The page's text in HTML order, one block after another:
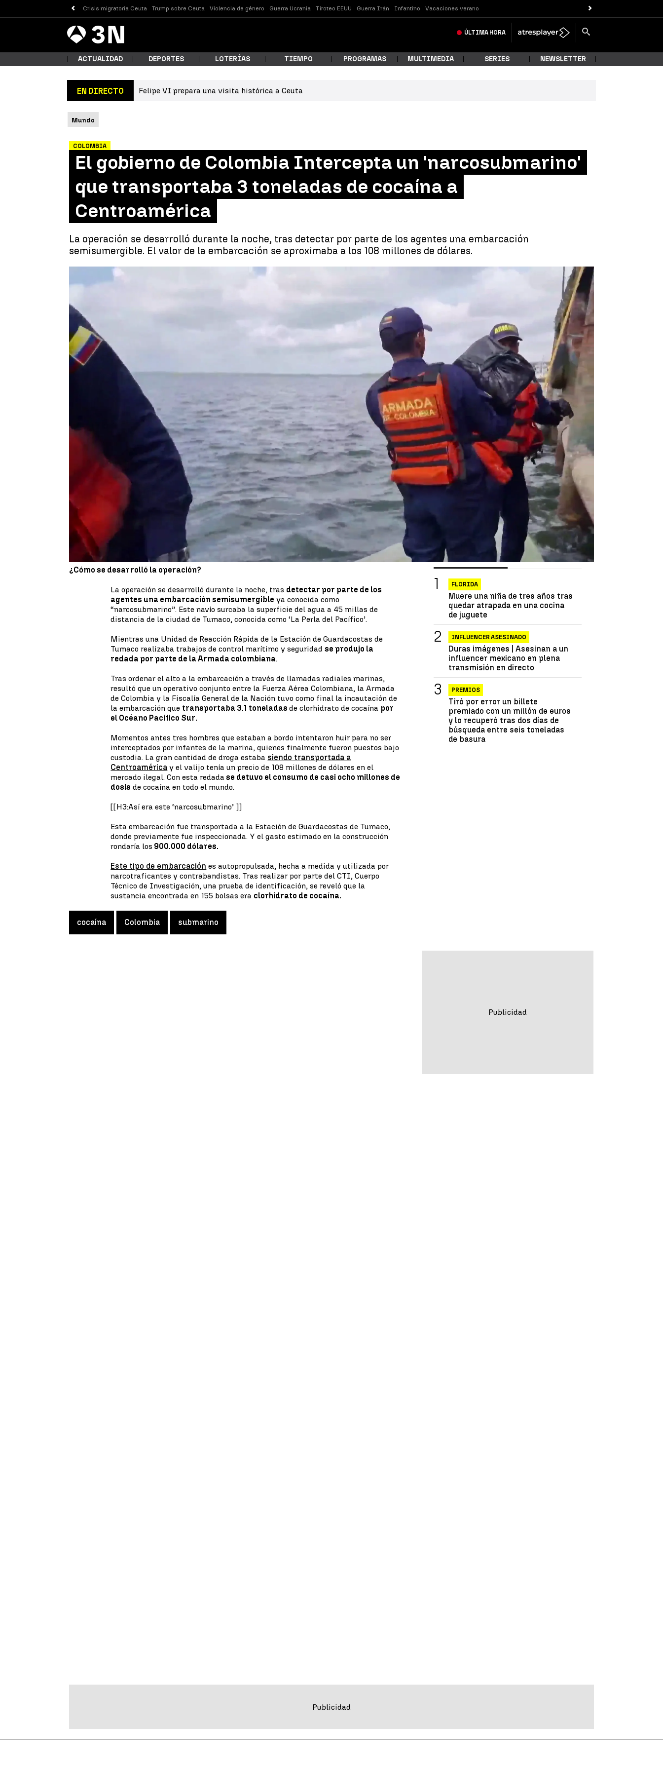
Crisis migratoria Ceuta Trump sobre Ceuta Violencia de género Guerra Ucrania Tiroteo EEUU Guerra Irán Infantino Vacaciones verano
Antena
3 Noticias ÚLTIMA HORA
Buscar
ACTUALIDAD DEPORTES LOTERÍAS TIEMPO PROGRAMAS MULTIMEDIA SERIES NEWSLETTER
EN DIRECTO Felipe VI prepara una visita histórica a Ceuta
Mundo
COLOMBIA
El gobierno de Colombia Intercepta un 'narcosubmarino'
que transportaba 3 toneladas de cocaína a
Centroamérica
La operación se desarrolló durante la noche, tras detectar por parte de los agentes una embarcación
semisumergible. El valor de la embarcación se aproximaba a los 108 millones de dólares.
Antena 3 Noticias
Lara Fidalgo
Publicado: 01 de septiembre de 2022, 12:48 WhatsappFacebook Linkedin
Elnarcotráfico continúa siendo una de las grandes luchas
en la mayoría de
gobiernos de distintos países del mundo. Y hoy, elGobierno de Colombia,
ha
logrado dar un golpe a gran nivel a estas organizaciones armadas.
El gobierno colombiano ha incautado un submarino que transportaba tres
toneladas de cocaína conun valor de 108 millones de dólares,
aproximadamente.
¿Cómo se desarrolló la operación?
La operación se desarrolló durante la noche, tras detectar por parte de los
agentes una embarcación semisumergible ya conocida como
“narcosubmarino”. Este navío surcaba la superficie del agua a 45 millas de
distancia de la ciudad de Tumaco, conocida como ‘La Perla del Pacífico’.
Mientras una Unidad de Reacción Rápida de la Estación de Guardacostas de
Tumaco realizaba trabajos de control marítimo y seguridadse produjo la
redada por parte de la Armada colombiana.
Tras ordenar el alto a la embarcación a través de llamadas radiales marinas,
resultó que un operativo conjunto entre la Fuerza Aérea Colombiana, la Armada
de Colombia y la Fiscalía General de la Nación tuvo como final la incautación de
la embarcación que transportaba 3.1 toneladasde clorhidrato de cocaína por
el Océano Pacífico Sur.
Momentos antes tres hombres que estaban a bordo intentaron huir para no ser
interceptados por infantes de la marina, quienes finalmente fueron puestos bajo
custodia. La gran cantidad de droga estaba siendo transportada a
Centroamérica y el valijo tenía un precio de 108 millones de dólares en el
mercado ilegal. Con esta redada se detuvo el consumo de casi ocho millones de
dosis de cocaína en todo el mundo.
[[H3:Así era este ‘narcosubmarino’ ]]
Esta embarcación fue transportada a la Estación de Guardacostas de Tumaco,
donde previamente fue inspeccionada. Y el gasto estimado en la construcción
rondaría los 900.000 dólares.
Este tipo de embarcación es autopropulsada, hecha a medida y utilizada por
narcotraficantes y contrabandistas. Tras realizar por parte del CTI, Cuerpo
Técnico de Investigación, una prueba de identificación, se reveló que la
sustancia encontrada en 155 bolsas era clorhidrato de cocaína.
cocaína Colombia submarino
Las más vistas Lo último
FLORIDA
Muere una niña de tres años tras
quedar atrapada en una cocina
de juguete
INFLUENCER ASESINADO
Duras imágenes | Asesinan a un
influencer mexicano en plena
transmisión en directo
PREMIOS
Tiró por error un billete
premiado con un millón de euros
y lo recuperó tras dos días de
búsqueda entre seis toneladas
de basura